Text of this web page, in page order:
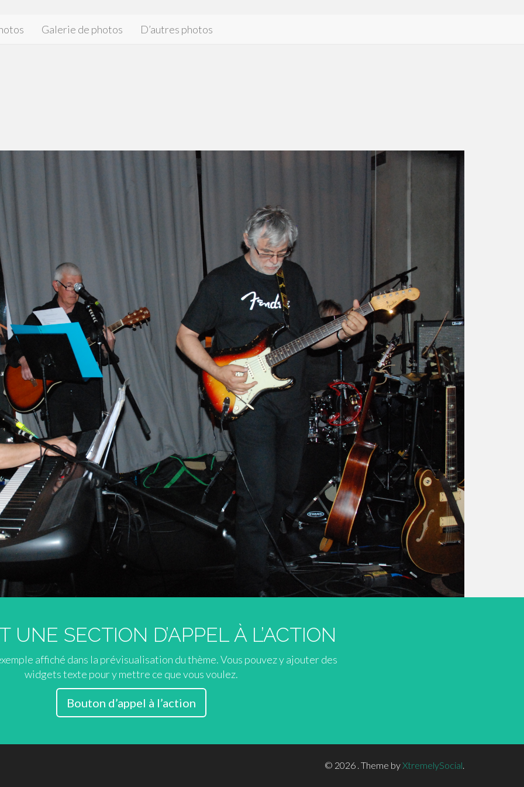
Galerie de photos D’autres photos
UNE SECTION D’APPEL À L’ACTION
affiché dans la prévisualisation du thème. Vous pouvez y ajouter des
widgets texte pour y mettre ce que vous voulez.
Bouton d’appel à l’action
© 2026 . Theme byXtremelySocial.